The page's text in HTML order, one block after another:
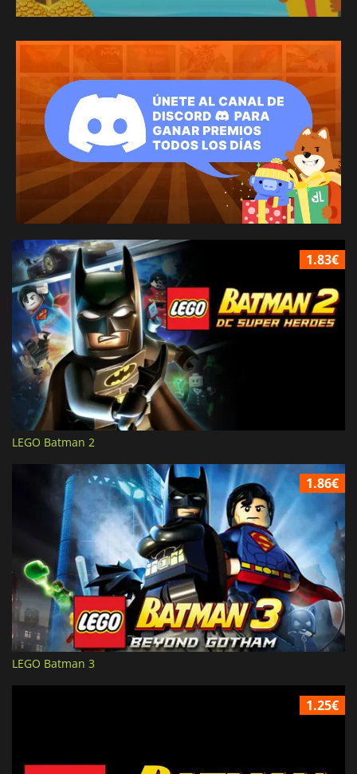
1.83€
LEGO Batman 2
1.86€
LEGO Batman 3
1.25€